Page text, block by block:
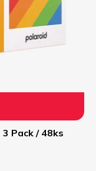
Pack / 48ks